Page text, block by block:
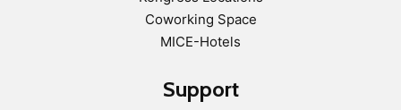
Coworking Space
MICE-Hotels
Support